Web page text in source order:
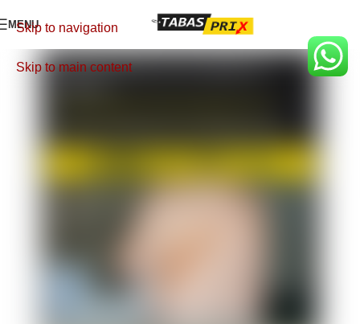
Skip to navigation
Skip to main content
MENU